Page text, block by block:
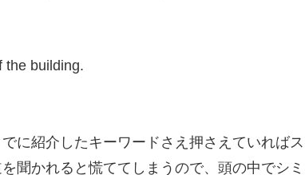
the building.
に紹介したキーワードさえ押さえていればス
聞かれると慌ててしまうので、頭の中でシミ